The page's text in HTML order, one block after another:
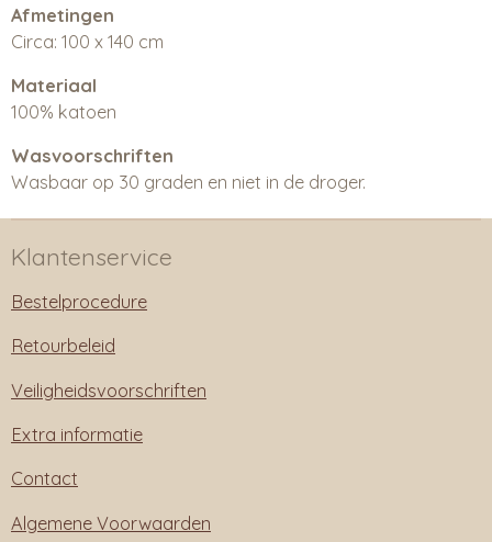
Afmetingen
Circa: 100 x 140 cm
Materiaal
100% katoen
Wasvoorschriften
Wasbaar op 30 graden en niet in de droger.
Klantenservice
Bestelprocedure
Retourbeleid
Veiligheidsvoorschriften
Extra informatie
Contact
Algemene Voorwaarden